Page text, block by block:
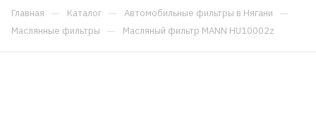
Главная — Каталог — Автомобильные фильтры в Нягани —
Маслянные фильтры — Масляный фильтр MANN HU10002z